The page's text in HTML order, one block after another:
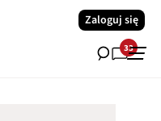
Zaloguj się
33